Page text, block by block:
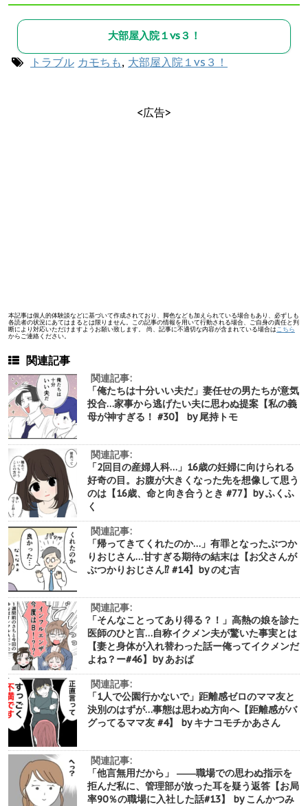
大部屋入院１vs３！
トラブル カモちも, 大部屋入院１vs３！
<広告>
本記事は個人的体験談などに基づいて作成されており、脚色なども加えられている場合もあり、必ずしも
各読者の状況にあてはまるとは限りません。この記事の情報を用いて行動される場合、ご自身の責任と判
断により対応いただけますようお願い致します。 尚、記事に不適切な内容が含まれている場合は こちら
からご連絡ください。
関連記事
関連記事:
「俺たちは十分いい夫だ」妻任せの男たちが意気
投合…家事から逃げたい夫に思わぬ提案【私の義
母が神すぎる！ #30】 by 尾持トモ
関連記事:
「2回目の産婦人科…」16歳の妊婦に向けられる
好奇の目。お腹が大きくなった先を想像して思う
のは【16歳、命と向き合うとき #77】by ふくふ
く
関連記事:
「帰ってきてくれたのか…」有罪となったぶつか
りおじさん…甘すぎる期待の結末は【お父さんが
ぶつかりおじさん⁉︎ #14】by のむ吉
関連記事:
「そんなことってあり得る？！」高熱の娘を診た
医師のひと言…自称イクメン夫が驚いた事実とは
【妻と身体が入れ替わった話ー俺ってイクメンだ
よね？ー#46】by あおば
関連記事:
「1人で公園行かないで」距離感ゼロのママ友と
決別のはずが…事態は思わぬ方向へ【距離感がバ
グってるママ友 #4】 by キナコモチかあさん
関連記事:
「他言無用だから」 ――職場での思わぬ指示を
拒んだ私に、管理部が放った耳を疑う返答【お局
率90％の職場に入社した話#13】 by こんかつみ